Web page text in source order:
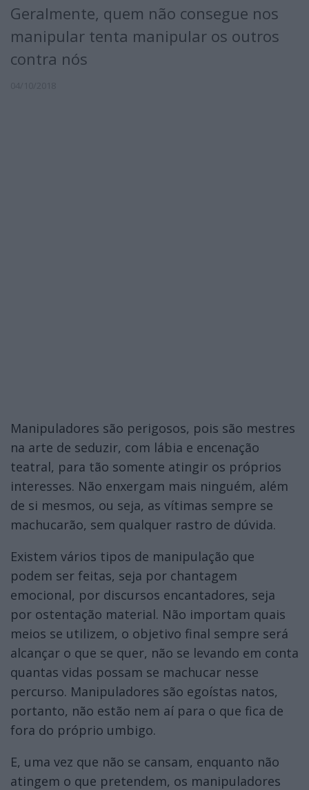
Geralmente, quem não consegue nos
manipular tenta manipular os outros
contra nós
Manipuladores são perigosos, pois são mestres
na arte de seduzir, com lábia e encenação
teatral, para tão somente atingir os próprios
interesses. Não enxergam mais ninguém, além
de si mesmos, ou seja, as vítimas sempre se
machucarão, sem qualquer rastro de dúvida.
Existem vários tipos de manipulação que
podem ser feitas, seja por chantagem
emocional, por discursos encantadores, seja
por ostentação material. Não importam quais
meios se utilizem, o objetivo final sempre será
alcançar o que se quer, não se levando em conta
quantas vidas possam se machucar nesse
percurso. Manipuladores são egoístas natos,
portanto, não estão nem aí para o que fica de
fora do próprio umbigo.
E, uma vez que não se cansam, enquanto não
atingem o que pretendem, os manipuladores